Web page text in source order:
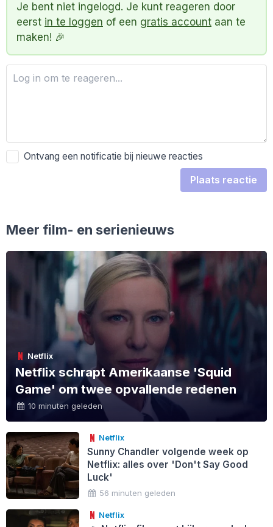
Je bent niet ingelogd. Je kunt reageren door
eerst in te loggen of een gratis account aan te
maken! 🎉
Ontvang een notificatie bij nieuwe reacties
Plaats reactie
Meer film- en serienieuws
Netflix
Netflix schrapt Amerikaanse 'Squid
Game' om twee opvallende redenen
10 minuten geleden
Netflix
Sunny Chandler volgende week op
Netflix: alles over 'Don't Say Good
Luck'
56 minuten geleden
Netflix